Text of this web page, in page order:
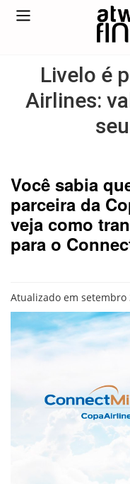
Livelo é
Airlines:
Você sabia
parceira da
veja como
para o
Atualizado em setembro